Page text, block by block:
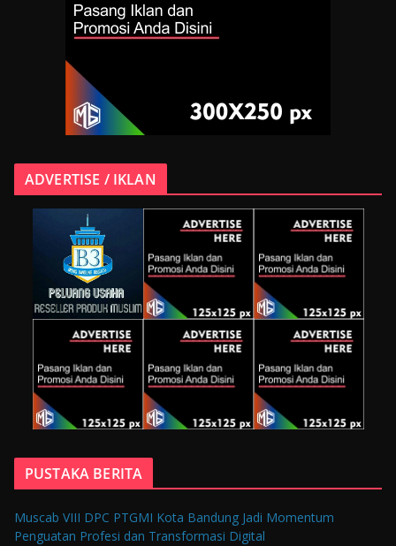
ADVERTISE / IKLAN
PUSTAKA BERITA
Muscab VIII DPC PTGMI Kota Bandung Jadi Momentum
Penguatan Profesi dan Transformasi Digital